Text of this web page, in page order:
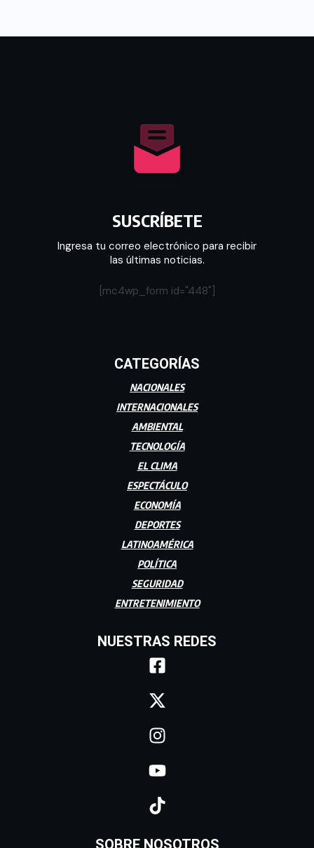
SUSCRÍBETE
Ingresa tu correo electrónico para recibir
las últimas noticias.
[mc4wp_form id="448"]
CATEGORÍAS
NACIONALES
INTERNACIONALES
AMBIENTAL
TECNOLOGÍA
EL CLIMA
ESPECTÁCULO
ECONOMÍA
DEPORTES
LATINOAMÉRICA
POLÍTICA
SEGURIDAD
ENTRETENIMIENTO
NUESTRAS REDES
SOBRE NOSOTROS